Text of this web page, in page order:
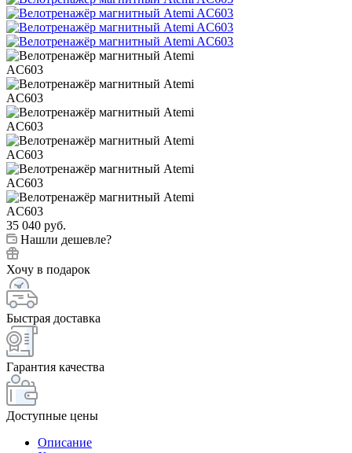
35 040 руб.
Нашли дешевле?
Хочу в подарок
Быстрая доставка
Гарантия качества
Доступные цены
Описание